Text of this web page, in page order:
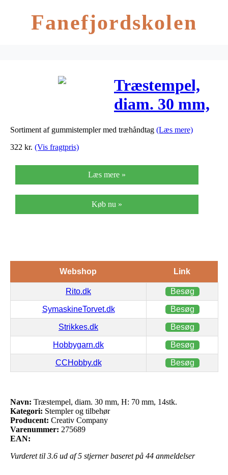
Fanefjordskolen
Træstempel,
diam. 30 mm,
H: 70 mm,
Sortiment af gummistempler med træhåndtag (Læs mere)
322 kr. (Vis fragtpris)
Læs mere »
Køb nu »
Webshop Link
Rito.dk Besøg
SymaskineTorvet.dk Besøg
Strikkes.dk Besøg
Hobbygarn.dk Besøg
CCHobby.dk Besøg
Navn: Træstempel, diam. 30 mm, H: 70 mm, 14stk.
Kategori: Stempler og tilbehør
Producent: Creativ Company
Varenummer: 275689
EAN:
Vurderet til 3.6 ud af 5 stjerner baseret på 44 anmeldelser